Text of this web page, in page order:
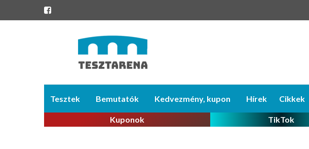
content
Tesztek Bemutatók Kedvezmény, kupon Hírek Cikkek
Kuponok TikTok